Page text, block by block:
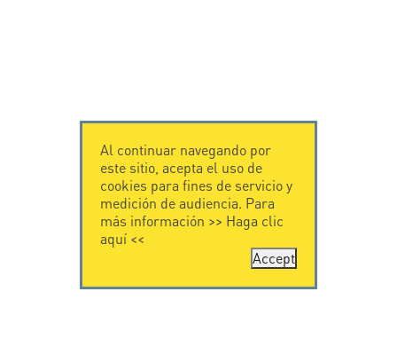
Al continuar navegando por
este sitio, acepta el uso de
cookies para fines de servicio y
medición de audiencia. Para
más información >> Haga clic
aquí<<
Accept